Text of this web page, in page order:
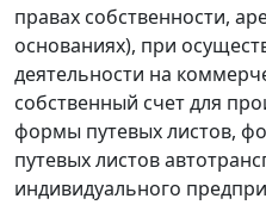
правах собственности,
основаниях), при
деятельности на
собственный счет для
формы путевых листов,
путевых листов
индивидуального